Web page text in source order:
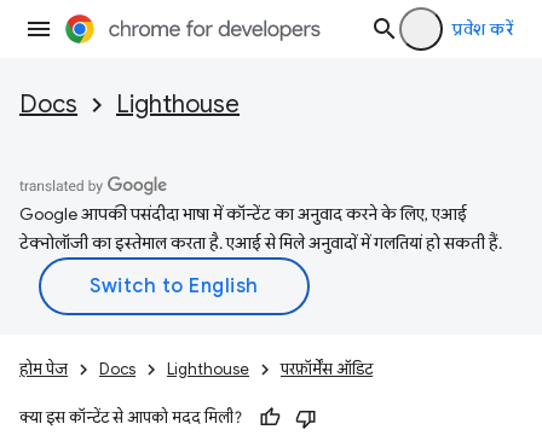
प्रवेश करें
Docs Lighthouse
Google आपकी पसंदीदा भाषा में कॉन्टेंट का अनुवाद करने के लिए, एआई
टेक्नोलॉजी का इस्तेमाल करता है. एआई से मिले अनुवादों में गलतियां हो सकती हैं.
होम पेज Docs Lighthouse परफ़ॉर्मेंस ऑडिट
क्या इस कॉन्टेंट से आपको मदद मिली?